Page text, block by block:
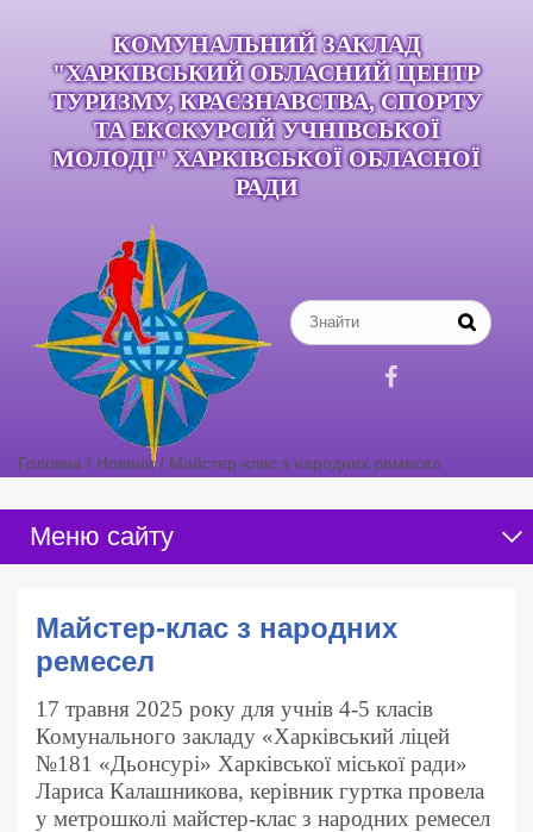
КОМУНАЛЬНИЙ ЗАКЛАД
"ХАРКІВСЬКИЙ ОБЛАСНИЙ ЦЕНТР
ТУРИЗМУ, КРАЄЗНАВСТВА, СПОРТУ
ТА ЕКСКУРСІЙ УЧНІВСЬКОЇ
МОЛОДІ" ХАРКІВСЬКОЇ ОБЛАСНОЇ
РАДИ

Головна / Новини / Майстер-клас з народних ремесел
Меню сайту
Майстер-клас з народних
ремесел
17 травня 2025 року для учнів 4-5 класів
Комунального закладу «Харківський ліцей
№181 «Дьонсурі» Харківської міської ради»
Лариса Калашникова, керівник гуртка провела
у метрошколі майстер-клас з народних ремесел